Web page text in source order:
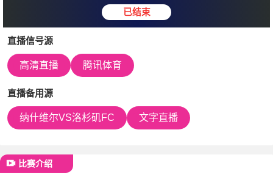
纳什维尔 : 洛杉
直播信号源
高清直播 腾讯体育
直播备用源
纳什维尔VS洛杉矶FC 文字直播
比赛介绍